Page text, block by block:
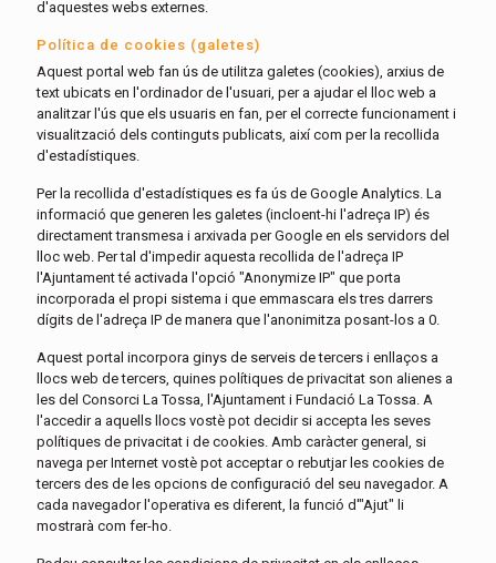
d'aquestes webs externes.
Política de cookies (galetes)
Aquest portal web fan ús de utilitza galetes (cookies), arxius de
text ubicats en l'ordinador de l'usuari, per a ajudar el lloc web a
analitzar l'ús que els usuaris en fan, per el correcte funcionament i
visualització dels continguts publicats, així com per la recollida
d'estadístiques.
Per la recollida d'estadístiques es fa ús de Google Analytics. La
informació que generen les galetes (incloent-hi l'adreça IP) és
directament transmesa i arxivada per Google en els servidors del
lloc web. Per tal d'impedir aquesta recollida de l'adreça IP
l'Ajuntament té activada l'opció "Anonymize IP" que porta
incorporada el propi sistema i que emmascara els tres darrers
dígits de l'adreça IP de manera que l'anonimitza posant-los a 0.
Aquest portal incorpora ginys de serveis de tercers i enllaços a
llocs web de tercers, quines polítiques de privacitat son alienes a
les del Consorci La Tossa, l'Ajuntament i Fundació La Tossa. A
l'accedir a aquells llocs vostè pot decidir si accepta les seves
polítiques de privacitat i de cookies. Amb caràcter general, si
navega per Internet vostè pot acceptar o rebutjar les cookies de
tercers des de les opcions de configuració del seu navegador. A
cada navegador l'operativa es diferent, la funció d'"Ajut" li
mostrarà com fer-ho.